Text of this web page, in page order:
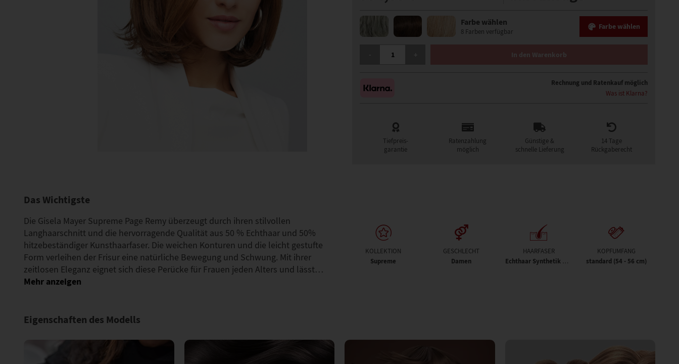
Farbe wählen
8 Farben verfügbar
Farbe wählen
In den Warenkorb
Rechnung und Ratenkauf möglich
Was ist Klarna?
Tiefpreis-
garantie
Ratenzahlung
möglich
Günstige &
schnelle Lieferung
14 Tage
Rückgaberecht
Das Wichtigste
KOLLEKTION
Supreme
GESCHLECHT
Damen
HAARFASER
Echthaar Synthetik Mix
KOPFUMFANG
standard (54 - 56 cm)
Die Gisela Mayer Supreme Page Remy überzeugt durch ihren stilvollen
Langhaarschnitt und die hervorragende Qualität aus 50 % Echthaar und 50%
hitzebeständiger Kunsthaarfaser. Die weichen Konturen und die leicht gestufte
Form verleihen der Frisur eine natürliche Bewegung und Schwung. Mit ihrer
zeitlosen Eleganz eignet sich diese Perücke für Frauen jeden Alters und lässt…
Eigenschaften des Modells